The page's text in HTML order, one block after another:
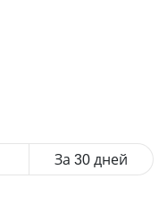
За 30 дней